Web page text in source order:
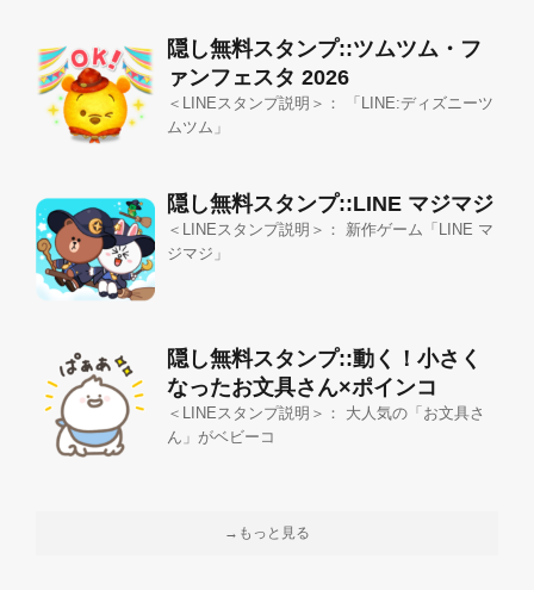
隠し無料スタンプ::ツムツム・フ
ァンフェスタ 2026
＜LINEスタンプ説明＞： 「LINE:ディズニーツ
ムツム」
隠し無料スタンプ::LINE マジマジ
＜LINEスタンプ説明＞： 新作ゲーム「LINE マ
ジマジ」
隠し無料スタンプ::動く！小さく
なったお文具さん×ポインコ
＜LINEスタンプ説明＞： 大人気の「お文具さ
ん」がベビーコ
→もっと見る